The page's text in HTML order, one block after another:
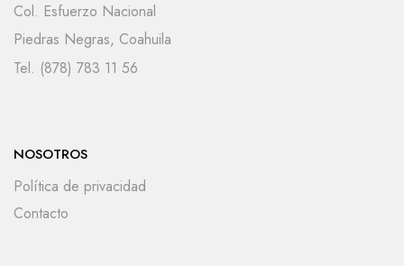
Col. Esfuerzo Nacional
Piedras Negras, Coahuila
Tel. (878) 783 11 56
NOSOTROS
Política de privacidad
Contacto